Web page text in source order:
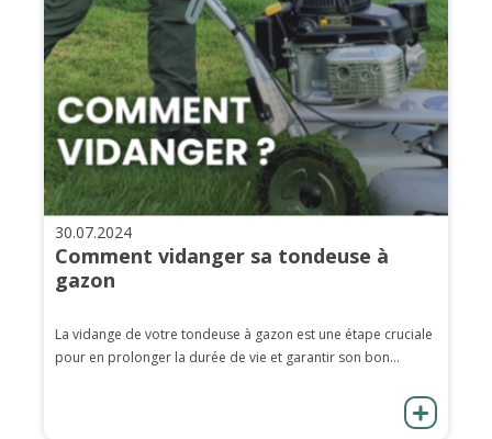
30.07.2024
Comment vidanger sa tondeuse à
gazon
La vidange de votre tondeuse à gazon est une étape cruciale
pour en prolonger la durée de vie et garantir son bon...